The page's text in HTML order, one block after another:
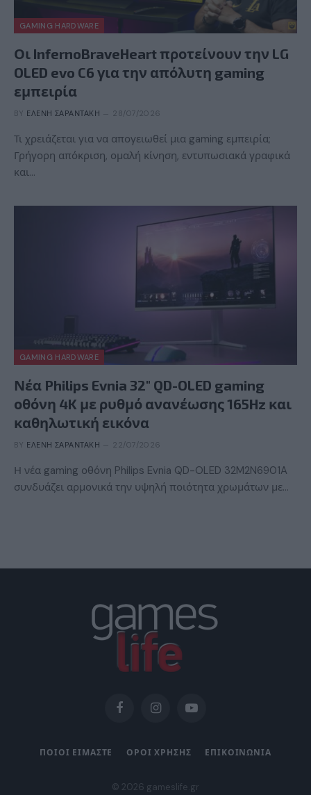
GAMING HARDWARE
Οι InfernoBraveHeart προτείνουν την LG
OLED evo C6 για την απόλυτη gaming
εμπειρία
BY ΕΛΈΝΗ ΣΑΡΑΝΤΆΚΗ 28/07/2026
Τι χρειάζεται για να απογειωθεί μια gaming εμπειρία;
Γρήγορη απόκριση, ομαλή κίνηση, εντυπωσιακά γραφικά
και…
GAMING HARDWARE
Νέα Philips Evnia 32″ QD-OLED gaming
οθόνη 4K με ρυθμό ανανέωσης 165Hz και
καθηλωτική εικόνα
BY ΕΛΈΝΗ ΣΑΡΑΝΤΆΚΗ 22/07/2026
Η νέα gaming οθόνη Philips Evnia QD-OLED 32M2N6901A
συνδυάζει αρμονικά την υψηλή ποιότητα χρωμάτων με…
FacebookInstagramYouTube
ΠΟΙΟΙ ΕΙΜΑΣΤΕ ΟΡΟΙ ΧΡΗΣΗΣ ΕΠΙΚΟΙΝΩΝΙΑ
© 2026 gameslife.gr